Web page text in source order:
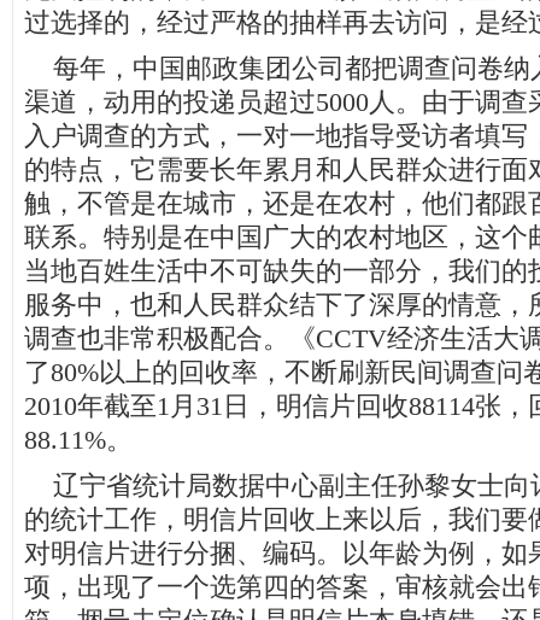
过选择的，经过严格的抽样再去访问，是经
每年，中国邮政集团公司都把调查问卷纳
渠道，动用的投递员超过5000人。由于调
入户调查的方式，一对一地指导受访者填写
的特点，它需要长年累月和人民群众进行面
触，不管是在城市，还是在农村，他们都跟
联系。特别是在中国广大的农村地区，这个
当地百姓生活中不可缺失的一部分，我们的
服务中，也和人民群众结下了深厚的情意，
调查也非常积极配合。《CCTV经济生活大
了80%以上的回收率，不断刷新民间调查问
2010年截至1月31日，明信片回收88114张，
88.11%。
辽宁省统计局数据中心副主任孙黎女士向
的统计工作，明信片回收上来以后，我们要
对明信片进行分捆、编码。以年龄为例，如
项，出现了一个选第四的答案，审核就会出